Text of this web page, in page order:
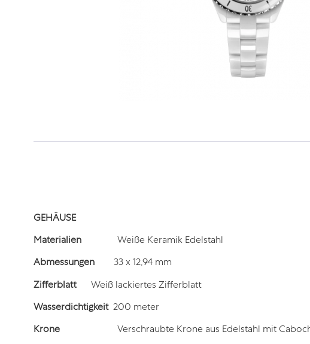
GEHÄUSE
Materialien
Weiße Keramik Edelstahl
Abmessungen
33 x 12,94 mm
Zifferblatt
Weiß lackiertes Zifferblatt
Wasserdichtigkeit 200 meter
Krone
Verschraubte Krone aus Edelstahl mit